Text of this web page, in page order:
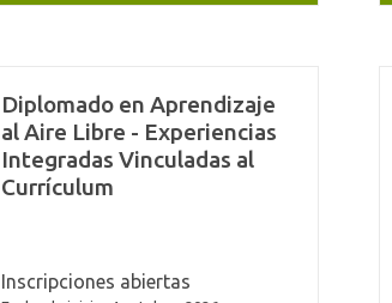
Diplomado en Aprendizaje
al Aire Libre - Experiencias
Integradas Vinculadas al
Currículum
Inscripciones abiertas